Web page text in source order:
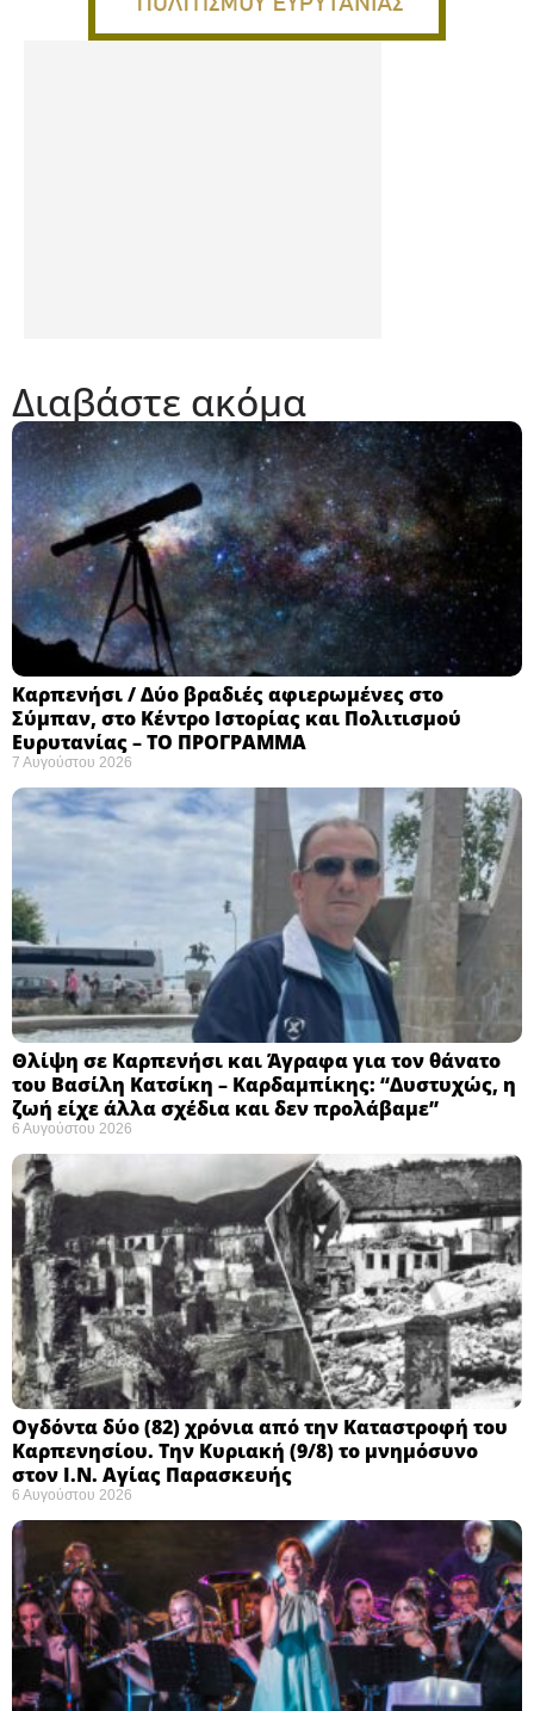
Διαβάστε ακόμα
Καρπενήσι / Δύο βραδιές αφιερωμένες στο
Σύμπαν, στο Κέντρο Ιστορίας και Πολιτισμού
Ευρυτανίας – ΤΟ ΠΡΟΓΡΑΜΜΑ
7 Αυγούστου 2026
Θλίψη σε Καρπενήσι και Άγραφα για τον θάνατο
του Βασίλη Κατσίκη – Καρδαμπίκης: “Δυστυχώς, η
ζωή είχε άλλα σχέδια και δεν προλάβαμε”
6 Αυγούστου 2026
Ογδόντα δύο (82) χρόνια από την Καταστροφή του
Καρπενησίου. Την Κυριακή (9/8) το μνημόσυνο
στον Ι.Ν. Αγίας Παρασκευής
6 Αυγούστου 2026